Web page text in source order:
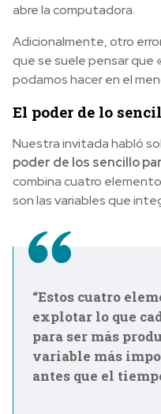
abre la computadora.
Adicionalmente, otro
que se suele pensar que
podamos hacer en el
El poder de lo
Nuestra invitada habló
poder de los sencillo
combina cuatro
son las variables que
“Estos cuatro
explotar lo que
para ser más
variable más
antes que el